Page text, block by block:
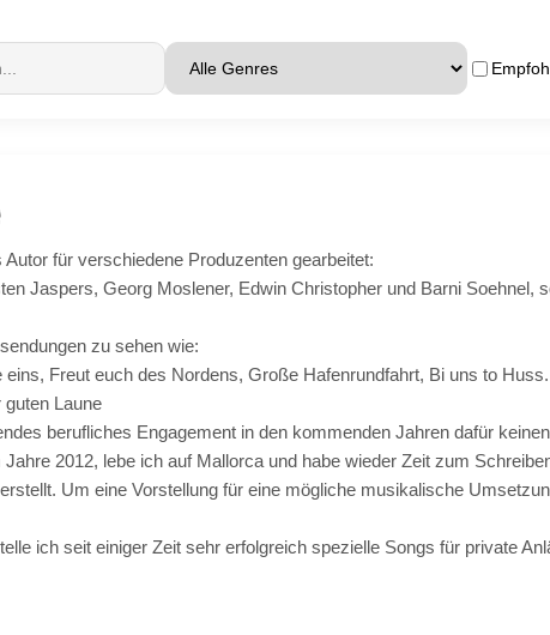
für verschiedene Produzenten gearbeitet:
Jaspers, Georg Moslener, Edwin Christopher und Barni Soehnel,
zu sehen wie:
Freut euch des Nordens, Große Hafenrundfahrt, Bi uns to Huss.
Laune
berufliches Engagement in den kommenden Jahren dafür
2012, lebe ich auf Mallorca und habe wieder Zeit zum
Um eine Vorstellung für eine mögliche musikalische
ich seit einiger Zeit sehr erfolgreich spezielle Songs für private